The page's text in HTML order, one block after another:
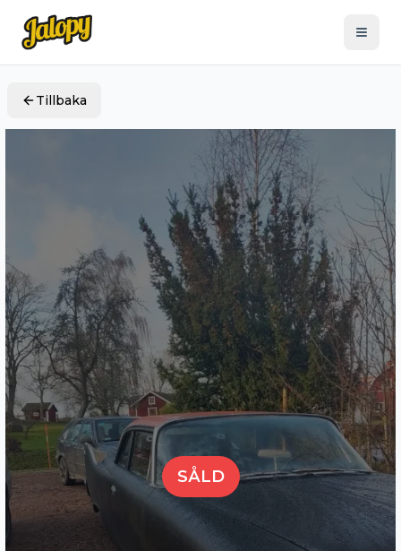
Tillbaka
SÅLD